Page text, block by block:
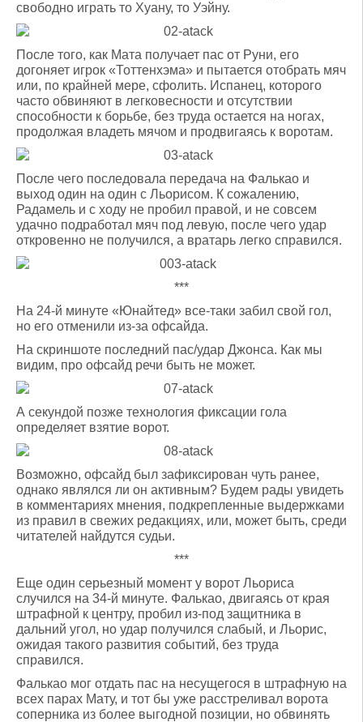
свободно играть то Хуану, то Уэйну.
После того, как Мата получает пас от Руни, его
догоняет игрок «Тоттенхэма» и пытается отобрать мяч
или, по крайней мере, сфолить. Испанец, которого
часто обвиняют в легковесности и отсутствии
способности к борьбе, без труда остается на ногах,
продолжая владеть мячом и продвигаясь к воротам.
После чего последовала передача на Фалькао и
выход один на один с Льорисом. К сожалению,
Радамель и с ходу не пробил правой, и не совсем
удачно подработал мяч под левую, после чего удар
откровенно не получился, а вратарь легко справился.
***
На 24-й минуте «Юнайтед» все-таки забил свой гол,
но его отменили из-за офсайда.
На скриншоте последний пас/удар Джонса. Как мы
видим, про офсайд речи быть не может.
А секундой позже технология фиксации гола
определяет взятие ворот.
Возможно, офсайд был зафиксирован чуть ранее,
однако являлся ли он активным? Будем рады увидеть
в комментариях мнения, подкрепленные выдержками
из правил в свежих редакциях, или, может быть, среди
читателей найдутся судьи.
***
Еще один серьезный момент у ворот Льориса
случился на 34-й минуте. Фалькао, двигаясь от края
штрафной к центру, пробил из-под защитника в
дальний угол, но удар получился слабый, и Льорис,
ожидая такого развития событий, без труда
справился.
Фалькао мог отдать пас на несущегося в штрафную на
всех парах Мату, и тот бы уже расстреливал ворота
соперника из более выгодной позиции, но обвинять